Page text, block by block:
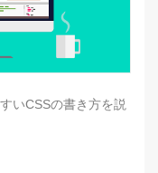
いCSSの書き方を説